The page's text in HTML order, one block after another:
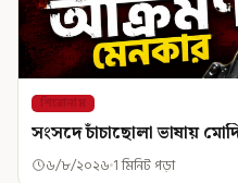
শিরোনাম
সংসদে চাঁচাছোলা ভাষায়
৬/৮/২০২৬ 1 মিনিট পড়া